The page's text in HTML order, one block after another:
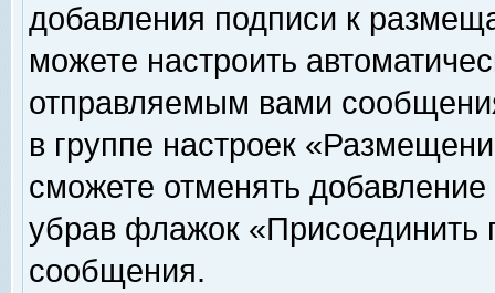
добавления подписи к
можете настроить
отправляемым вами
в группе настроек
сможете отменять
убрав флажок «Присоединить
сообщения.